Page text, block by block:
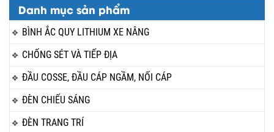
Danh mục sản phẩm
BÌNH ẮC QUY LITHIUM XE NÂNG
CHỐNG SÉT VÀ TIẾP ĐỊA
ĐẦU COSSE, ĐẦU CÁP NGẦM, NỐI CÁP
ĐÈN CHIẾU SÁNG
ĐÈN TRANG TRÍ